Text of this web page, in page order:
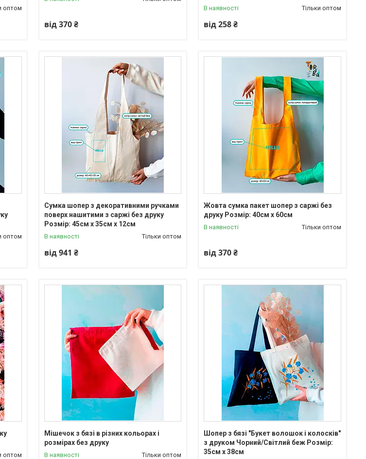
оптом
від 370 ₴
В наявності Тільки оптом
від 258 ₴
оптом
Сумка шопер з декоративними ручками
поверх нашитими з саржі без друку
Розмір: 45cм х 35см х 12см
В наявності Тільки оптом
від 941 ₴
Жовта сумка пакет шопер з саржі без
друку Розмір: 40cм х 60см
В наявності Тільки оптом
від 370 ₴
оптом
Мішечок з бязі в різних кольорах і
розмірах без друку
В наявності Тільки оптом
Шопер з бязі "Букет волошок і колосків"
з друком Чорний/Світлий беж Розмір:
35см х 38см